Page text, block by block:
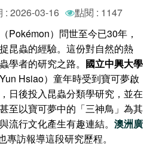
: 2026-03-16
點閱 : 1147
Pokémon）問世至今已30年，
昆蟲的經驗。這份對自然的熱
學者的研究之路。 國立中興大學
Hsiao）童年時受到寶可夢啟
日後投入昆蟲分類學研究，並在
至以寶可夢中的「三神鳥」為其
流行文化產生有趣連結。 澳洲廣
專訪報導這段研究歷程。